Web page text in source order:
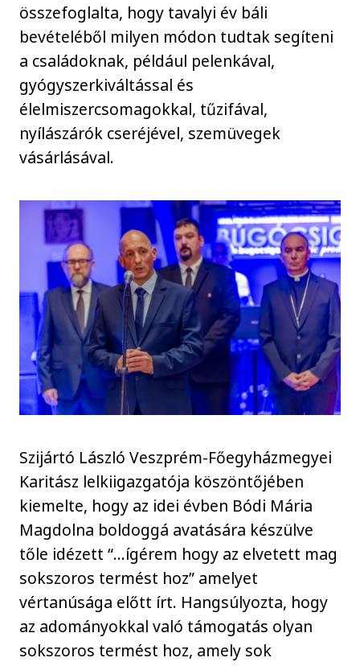
összefoglalta, hogy tavalyi év báli
bevételéből milyen módon tudtak segíteni
a családoknak, például pelenkával,
gyógyszerkiváltással és
élelmiszercsomagokkal, tűzifával,
nyílászárók cseréjével, szemüvegek
vásárlásával.
Szijártó László Veszprém-Főegyházmegyei
Karitász lelkiigazgatója köszöntőjében
kiemelte, hogy az idei évben Bódi Mária
Magdolna boldoggá avatására készülve
tőle idézett “…ígérem hogy az elvetett mag
sokszoros termést hoz” amelyet
vértanúsága előtt írt. Hangsúlyozta, hogy
az adományokkal való támogatás olyan
sokszoros termést hoz, amely sok